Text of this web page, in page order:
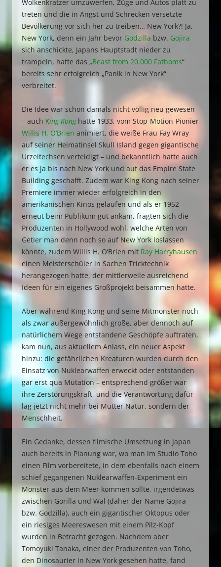
Wolkenkratzer umzuwerfen, Züge und Autos platt zu
treten und die in Angst und Schrecken versetzte
Bevölkerung vor sich her zu treiben… New York?! Ja,
New York, denn ein Jahr bevor Godzilla bzw. Gojira
sich anschickte, Japans Hauptstadt nieder zu
trampeln, hatte das „Beast from 20.000 Fathoms“
bereits sehr erfolgreich „Panik in New York“
verbreitet.
Die Idee war schon damals nicht völlig neu gewesen
– auch King Konghatte 1933, vom Stop-Motion-Pionier
Willis H. O‘Brien animiert, die weiße Frau Fay Wray
auf seiner Heimatinsel Skull Island gegen gigantische
Urzeitechsen verteidigt – und bekanntlich hatte auch
er es ja bis nach New York und auf das Empire State
Building geschafft. Zudem war King Kong nach seiner
Premiere immer wieder erfolgreich in den
amerikanischen Kinos gelaufen und als er 1952
erneut beim Publikum gut ankam, fragten sich die
Produzenten in Hollywood wohl, welche Arten von
Getier man denn noch so auf New York loslassen
könnte, zudem Willis H. O‘Brien mit Ray Harryhausen
einen Meisterschüler in Sachen Tricktechnik
herangezogen hatte, der mittlerweile ausreichend
Ideen für ein eigenes Großprojekt beisammen hatte.
Aber während King Kong und seine Mitmonster noch
als zwar außergewöhnlich große, aber dennoch auf
natürlichem Wege entstandene Geschöpfe auftraten,
kam nun, aus aktuellem Anlass, ein neuer Aspekt
hinzu: die gefährlichen Kreaturen wurden durch den
Einsatz von Nuklearwaffen erweckt oder entstanden
gar erst qua Mutation – entsprechend größer war
ihre Zerstörungskraft, und die Verantwortung dafür
lag jetzt nicht mehr bei Mutter Natur, sondern der
Menschheit.
Ein Gedanke, dessen filmische Umsetzung in Japan
auch bereits in Planung war, wo man im Studio Toho
einen Film vorbereitete, in dem ebenfalls nach einem
schief gegangenen Nuklearwaffen-Experiment ein
Monster aus dem Meer kommen sollte, irgendetwas
zwischen Gorilla und Wal (daher der Name Gojira
bzw. Godzilla), auch ein gigantischer Oktopus oder
ein riesiges Meereswesen mit einem Pilz-Kopf
wurden in Betracht gezogen. Nachdem aber
Tomoyuki Tanaka, einer der Produzenten von Toho,
den Dinosaurier in New York gesehen hatte, fand